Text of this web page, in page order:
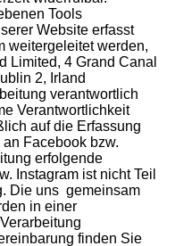
Tools
Website erfasst
weitergeleitet werden,
Limited, 4 Grand Canal
2, Irland
verantwortlich
Verantwortlichkeit
auf die Erfassung
Facebook bzw.
erfolgende
Instagram ist nicht Teil
Die uns gemeinsam
in einer
finden Sie